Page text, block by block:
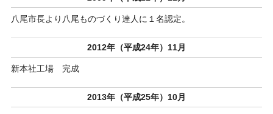
八尾市長より八尾ものづくり達人に１名認定。
2012年（平成24年）11月
新本社工場 完成
2013年（平成25年）10月